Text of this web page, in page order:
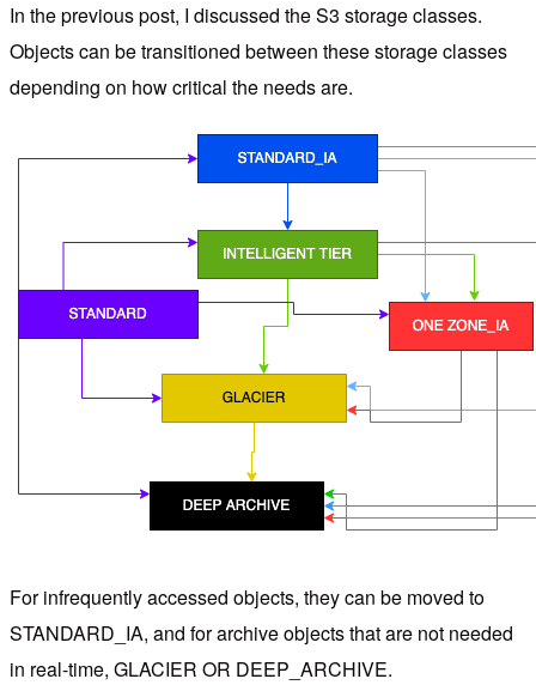
In the previous post, I discussed the S3 storage classes.
Objects can be transitioned between these storage classes
depending on how critical the needs are.
For infrequently accessed objects, they can be moved to
STANDARD_IA, and for archive objects that are not needed
in real-time, GLACIER OR DEEP_ARCHIVE.